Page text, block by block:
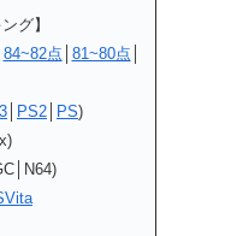
グ】
84~82点 81~80点
PS2 PS)